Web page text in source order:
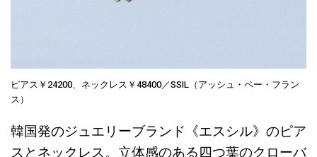
ピアス￥24200、ネックレス￥48400／SSIL（アッシュ・ペー・フラン
ス）
韓国発のジュエリーブランド《エスシル》のピア
スとネックレス。立体感のある四つ葉のクローバ